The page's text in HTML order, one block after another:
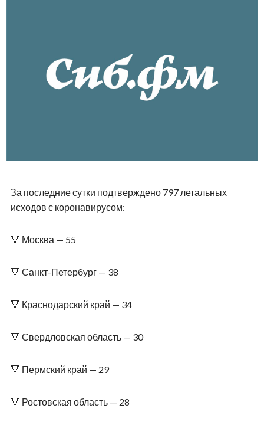
За последние сутки подтверждено 797 летальных
исходов с коронавирусом:
🔻 Москва — 55
🔻 Санкт-Петербург — 38
🔻 Краснодарский край — 34
🔻 Свердловская область — 30
🔻 Пермский край — 29
🔻 Ростовская область — 28